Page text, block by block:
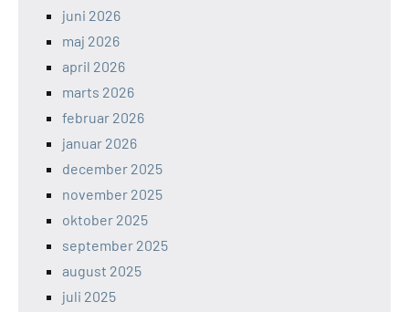
juni 2026
maj 2026
april 2026
marts 2026
februar 2026
januar 2026
december 2025
november 2025
oktober 2025
september 2025
august 2025
juli 2025